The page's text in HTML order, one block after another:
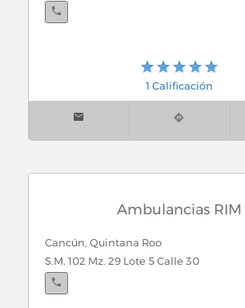
1 Calificación
Ambulancias RIM
Cancún, Quintana Roo
S.M. 102 Mz. 29 Lote 5 Calle 30